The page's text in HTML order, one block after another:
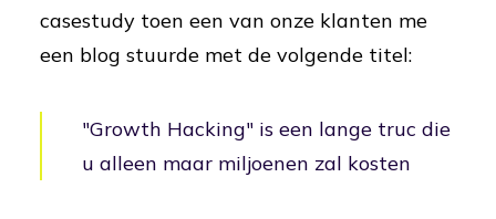
casestudy toen een van onze klanten me
een blog stuurde met de volgende titel:
"Growth Hacking" is een lange truc die
u alleen maar miljoenen zal kosten